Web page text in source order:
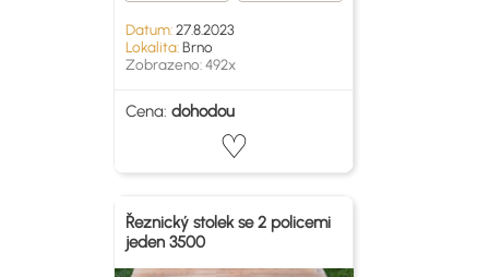
Datum:27.8.2023
Lokalita:Brno
Zobrazeno: 492x
Cena: dohodou
Řeznický stolek se 2 policemi
jeden 3500